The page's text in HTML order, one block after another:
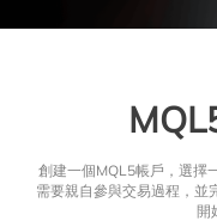
創建一個MQL5帳戶，選擇
需要親自參與交易過程，並
開